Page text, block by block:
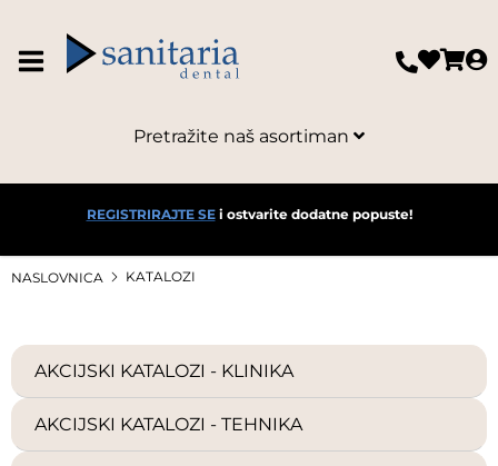
Pretražite naš asortiman
REGISTRIRAJTE SEi ostvarite dodatne popuste!
NASLOVNICA KATALOZI
AKCIJSKI KATALOZI - KLINIKA
AKCIJSKI KATALOZI - TEHNIKA